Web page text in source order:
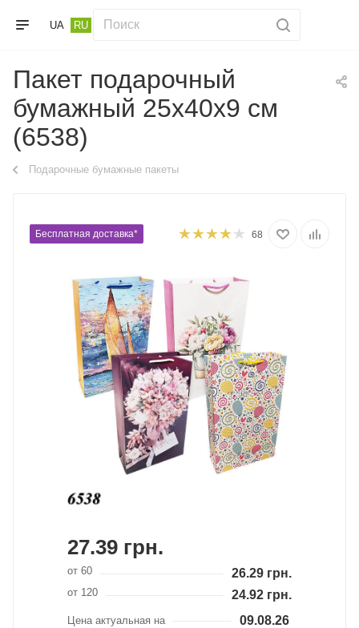
UA RU
Пакет подарочный
бумажный 25х40х9 см
(6538)
Подарочные бумажные пакеты
Бесплатная доставка* 68
27.39 грн.
от 60 26.29 грн.
от 120 24.92 грн.
Цена актуальная на 09.08.26